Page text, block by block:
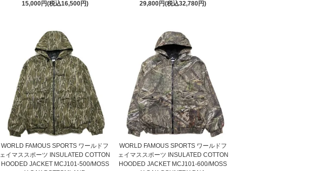
15,000円(税込16,500円)
29,800円(税込32,780円)
WORLD FAMOUS SPORTS ワールドフ
ェイマススポーツ INSULATED COTTON
HOODED JACKET MCJ101-500/MOSS
WORLD FAMOUS SPORTS ワールドフ
ェイマススポーツ INSULATED COTTON
HOODED JACKET MCJ101-600/MOSS